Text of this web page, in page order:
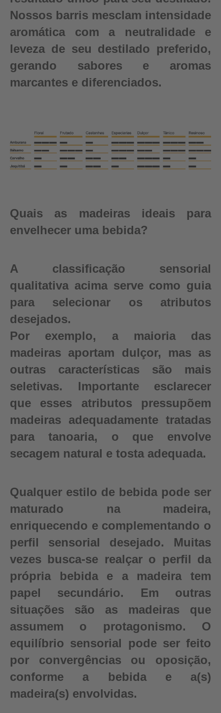
Nossos barris mesclam intensidade
aromática com a neutralidade e
leveza de seu destilado preferido,
gerando sabores e aromas
marcantes e diferenciados.
Quais as madeiras ideais para
envelhecer uma bebida?
A classificação sensorial
qualitativa acima serve como guia
para selecionar os atributos
desejados.
Por exemplo, a maioria das
madeiras aportam dulçor, mas as
outras características são mais
seletivas. Importante esclarecer
que esses atributos pressupõem
madeiras adequadamente tratadas
para tanoaria, o que envolve
secagem natural e tosta adequada.
Qualquer estilo de bebida pode ser
maturado na madeira,
enriquecendo e complementando o
perfil sensorial desejado. Muitas
vezes busca-se realçar o perfil da
própria bebida e a madeira tem
papel secundário. Em outras
situações são as madeiras que
assumem o protagonismo. O
equilíbrio sensorial pode ser feito
por convergências ou oposição,
conforme a bebida e a(s)
madeira(s) envolvidas.